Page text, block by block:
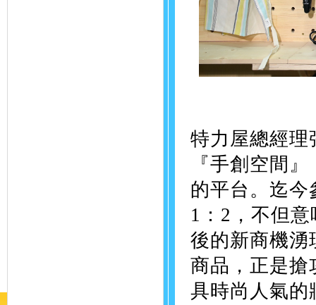
特力屋總經理
『手創空間
的平台。迄今
1：2，不但
後的新商機湧
商品，正是搶
具時尚人氣的